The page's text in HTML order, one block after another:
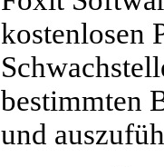
kostenlosen
bestimmten
und